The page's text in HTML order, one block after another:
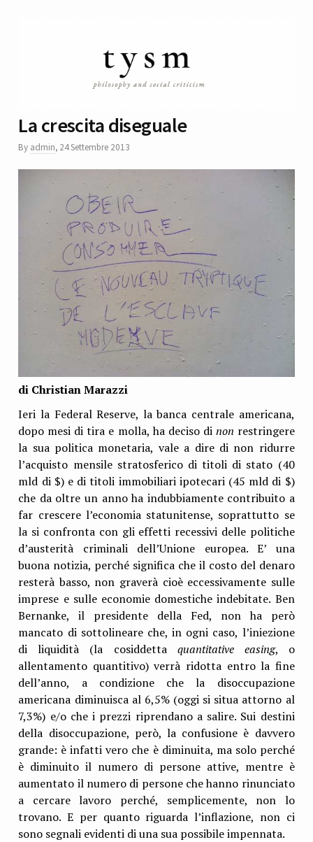
La crescita diseguale
By admin, 24 Settembre 2013
di Christian Marazzi
Ieri la Federal Reserve, la banca centrale americana,
dopo mesi di tira e molla, ha deciso di non restringere
la sua politica monetaria, vale a dire di non ridurre
l’acquisto mensile stratosferico di titoli di stato (40
mld di $) e di titoli immobiliari ipotecari (45 mld di $)
che da oltre un anno ha indubbiamente contribuito a
far crescere l’economia statunitense, soprattutto se
la si confronta con gli effetti recessivi delle politiche
d’austerità criminali dell’Unione europea. E’ una
buona notizia, perché significa che il costo del denaro
resterà basso, non graverà cioè eccessivamente sulle
imprese e sulle economie domestiche indebitate. Ben
Bernanke, il presidente della Fed, non ha però
mancato di sottolineare che, in ogni caso, l’iniezione
di liquidità (la cosiddetta quantitative easing, o
allentamento quantitivo) verrà ridotta entro la fine
dell’anno, a condizione che la disoccupazione
americana diminuisca al 6,5% (oggi si situa attorno al
7,3%) e/o che i prezzi riprendano a salire. Sui destini
della disoccupazione, però, la confusione è davvero
grande: è infatti vero che è diminuita, ma solo perché
è diminuito il numero di persone attive, mentre è
aumentato il numero di persone che hanno rinunciato
a cercare lavoro perché, semplicemente, non lo
trovano. E per quanto riguarda l’inflazione, non ci
sono segnali evidenti di una sua possibile impennata.